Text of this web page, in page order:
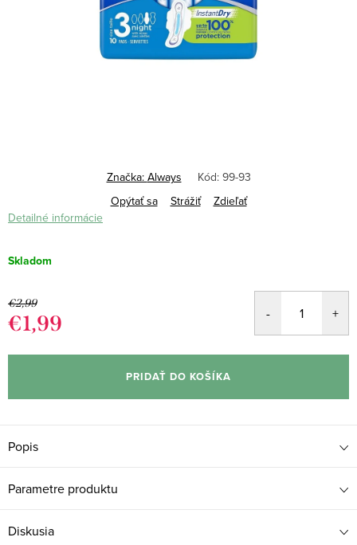
Detailné informácie
Skladom
€2,99
€1,99
cena:
PRIDAŤ DO KOŠÍKA
Značka: Always Kód: 99-93
Opýtať sa
Strážiť Zdieľať
Popis
Parametre produktu
Diskusia